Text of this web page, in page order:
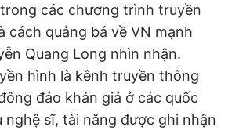
các chương trình truyền
cách quảng bá về VN mạnh
Quang Long nhìn nhận.
hình là kênh truyền thông
đảo khán giả ở các quốc
nghệ sĩ, tài năng được ghi nhận